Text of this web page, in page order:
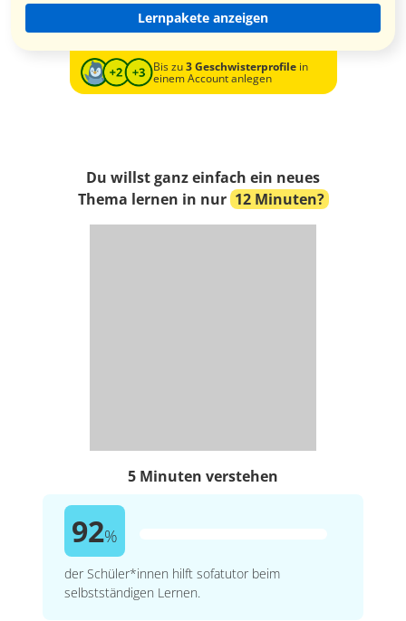
Lernpakete anzeigen
Bis zu3 Geschwisterprofilein
einem Account anlegen
Du willst ganz einfach ein neues
Thema lernen in nur 12 Minuten?
5 Minuten verstehen
92%
der Schüler*innen hilft sofatutor beim
selbstständigen Lernen.